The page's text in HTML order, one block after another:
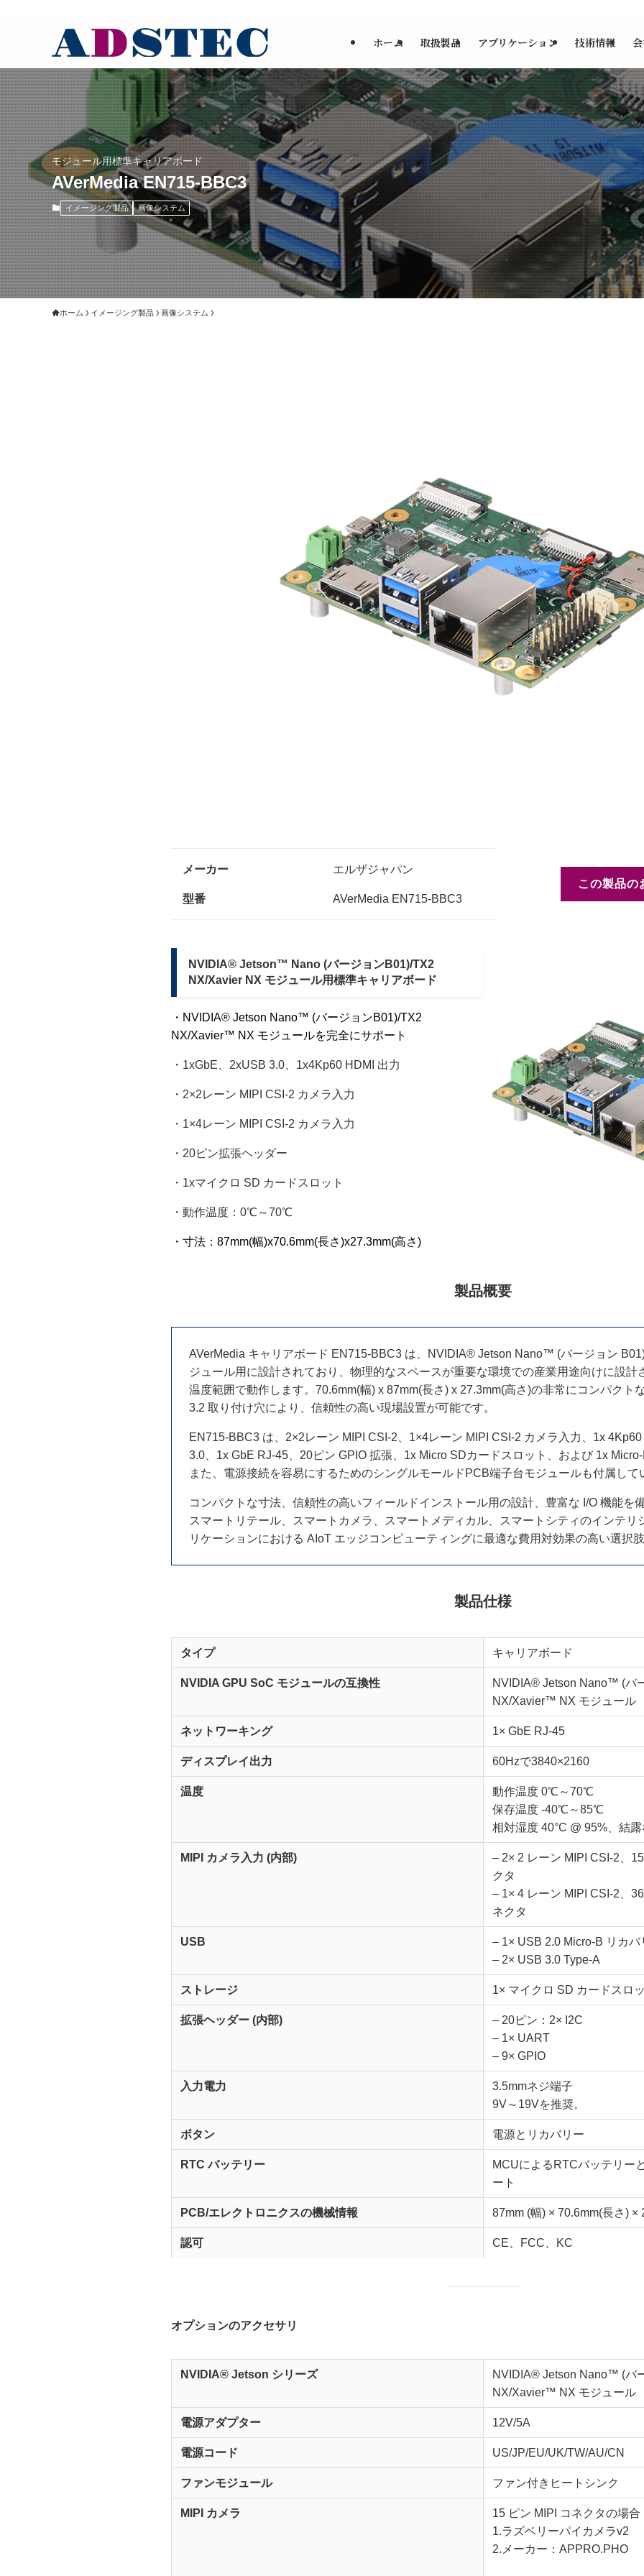
ホーム 取扱製品 アプリケーション 技術情報
モジュール用標準キャリアボード
AVerMedia EN715-BBC3
イメージング製品 画像システム
ホーム イメージング製品 画像システム
メーカー エルザジャパン
型番 AVerMedia EN715-BBC3
この製品の
NVIDIA® Jetson™ Nano (バージョンB01)/TX2
NX/Xavier NX モジュール用標準キャリアボード
・NVIDIA® Jetson Nano™ (バージョンB01)/TX2
NX/Xavier™ NX モジュールを完全にサポート
・1xGbE、2xUSB 3.0、1x4Kp60 HDMI 出力
・2×2レーン MIPI CSI-2 カメラ入力
・1×4レーン MIPI CSI-2 カメラ入力
・20ピン拡張ヘッダー
・1xマイクロ SD カードスロット
・動作温度：0℃～70℃
・寸法：87mm(幅)x70.6mm(長さ)x27.3mm(高さ)
製品概要
AVerMedia キャリアボード EN715-BBC3 は、NVIDIA® Jetson Nano™ (バージョン
ジュール用に設計されており、物理的なスペースが重要な環境での産業用途向けに設
温度範囲で動作します。70.6mm(幅) x 87mm(長さ) x 27.3mm(高さ)の非常にコンパクト
3.2 取り付け穴により、信頼性の高い現場設置が可能です。
EN715-BBC3 は、2×2レーン MIPI CSI-2、1×4レーン MIPI CSI-2 カメラ入力、1x
3.0、1x GbE RJ-45、20ピン GPIO 拡張、1​​x Micro SDカードスロット、および 1x Micro-
また、電源接続を容易にするためのシングルモールドPCB端子台モジュールも付属して
コンパクトな寸法、信頼性の高いフィールドインストール用の設計、豊富な I/O 機能を
スマートリテール、スマートカメラ、スマートメディカル、スマートシティのインテリ
リケーションにおける AIoT エッジコンピューティングに最適な費用対効果の高い選択肢
製品仕様
タイプ キャリアボード
NVIDIA GPU SoC モジュールの互換性
NVIDIA® Jetson Nano™ (バ
NX/Xavier™ NX モジュール
ネットワーキング 1× GbE RJ-45
ディスプレイ出力 60Hzで3840×2160
温度
動作温度 0℃～70℃
保存温度 -40℃～85℃
相対湿度 40°C @ 95%、結露
MIPI カメラ入力 (内部)
– 2× 2 レーン MIPI CSI-2、
クタ
– 1× 4 レーン MIPI CSI-2、
ネクタ
USB
– 1× USB 2.0 Micro-B リカバ
– 2× USB 3.0 Type-A
ストレージ 1× マイクロ SD カードスロ
拡張ヘッダー (内部)
– 20ピン：2× I2C
– 1× UART
– 9× GPIO
入力電力
3.5mmネジ端子
9V～19Vを推奨。
ボタン 電源とリカバリー
RTC バッテリー
MCUによるRTCバッテリー
ート
PCB/エレクトロニクスの機械情報 87mm (幅) × 70.6mm(長さ) ×
認可 CE、FCC、KC
オプションのアクセサリ
NVIDIA® Jetson シリーズ
NVIDIA® Jetson Nano™ (バ
NX/Xavier™ NX モジュール
電源アダプター 12V/5A
電源コード US/JP/EU/UK/TW/AU/CN
ファンモジュール ファン付きヒートシンク
MIPI カメラ
15 ピン MIPI コネクタの場合
1.ラズベリーパイカメラv2
2.メーカー：APPRO.PHO